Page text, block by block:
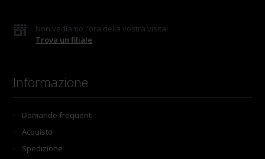
Non vediamo l'ora della vostra visita!
Trova un filiale
Informazione
Domande frequenti
Acquisto
Spedizione